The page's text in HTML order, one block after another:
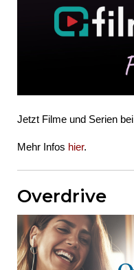
Jetzt Filme und Serien bei
Mehr Infos hier.
Overdrive